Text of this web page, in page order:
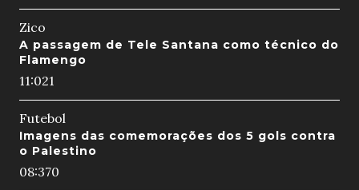
Zico
A passagem de Tele Santana como técnico do
Flamengo
11:021
Futebol
Imagens das comemorações dos 5 gols contra
o Palestino
08:370